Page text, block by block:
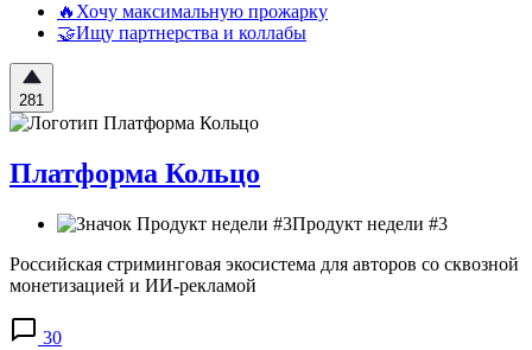
🔥Хочу максимальную прожарку
🤝Ищу партнерства и коллабы
281
Платформа Кольцо
Продукт недели #3
Российская стриминговая экосистема для авторов со сквозной
монетизацией и ИИ-рекламой
30